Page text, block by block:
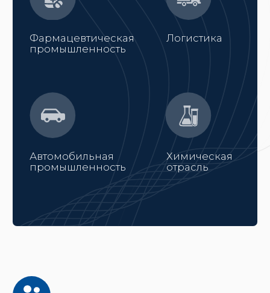
на нашем обширном опыте и знаниях.
Есть аккредитация на
Работы по ПТО проводит лаборатория,
аккредитованная Росаккредитацией по ГОСТ
Гарантия более 12 месяцев
Возможно продление срока гарантии при
условии постоянного обслуживания
стеллажного оборудования нашими
специалистами